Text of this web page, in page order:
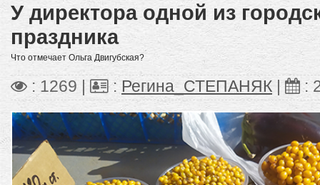
У директора одной из
праздника
Что отмечает Ольга Двигубская?
: 1269 | : Регина_СТЕПАНЯК :